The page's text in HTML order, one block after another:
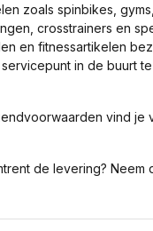
zoals spinbikes,
crosstrainers en
en fitnessartikelen
in de buurt
vind je
de levering? Neem